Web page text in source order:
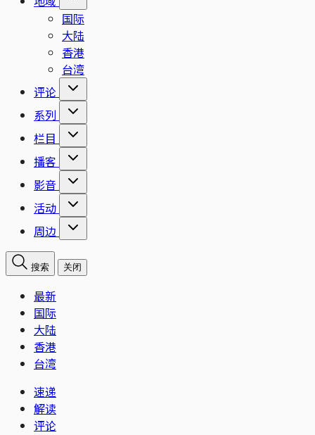
国际
大陆
香港
台湾
评论
系列
栏目
播客
影音
活动
周边
搜索 关闭
最新
国际
大陆
香港
台湾
速递
解读
评论